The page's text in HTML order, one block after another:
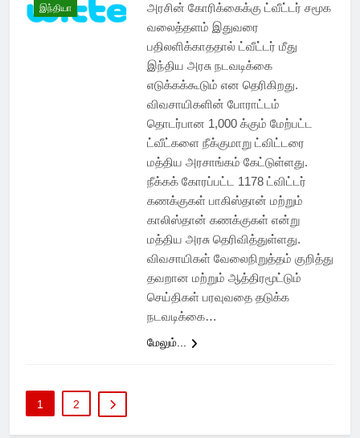
இந்தியா
அரசின் கோரிக்கைக்கு ட்வீட்டர் சமூக
வலைத்தளம் இதுவரை
பதிலளிக்காததால் ட்வீட்டர் மீது
இந்திய அரசு நடவடிக்கை
எடுக்கக்கூடும் என தெரிகிறது.
விவசாயிகளின் போராட்டம்
தொடர்பான 1,000 க்கும் மேற்பட்ட
ட்வீட்களை நீக்குமாறு ட்விட்டரை
மத்திய அரசாங்கம் கேட்டுள்ளது.
நீக்கக் கோரப்பட்ட 1178 ட்விட்டர்
கணக்குகள் பாகிஸ்தான் மற்றும்
காலிஸ்தான் கணக்குகள் என்று
மத்திய அரசு தெரிவித்துள்ளது.
விவசாயிகள் வேலைநிறுத்தம் குறித்து
தவறான மற்றும் ஆத்திரமூட்டும்
செய்திகள் பரவுவதை தடுக்க
நடவடிக்கை…
மேலும்...
1 2